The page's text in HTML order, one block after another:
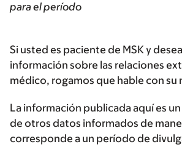
para el período
Si usted es paciente de MSK y
información sobre las relaciones
médico, rogamos que hable con su
La información publicada aquí es
de otros datos informados de
corresponde a un período de